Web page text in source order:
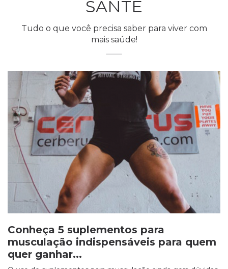
SANTÉ
Tudo o que você precisa saber para viver com
mais saúde!
Conheça 5 suplementos para
musculação indispensáveis para quem
quer ganhar...